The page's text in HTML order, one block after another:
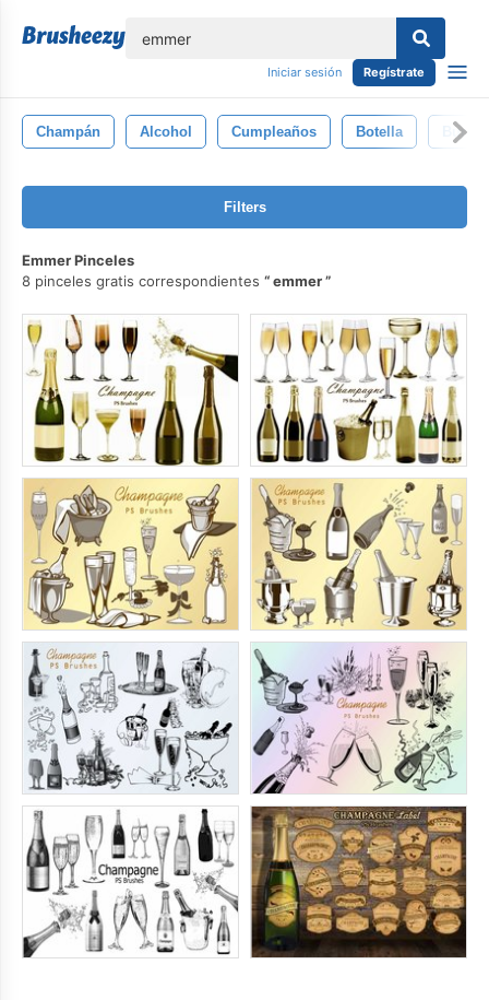
Iniciar sesión Regístrate
Champán Alcohol Cumpleaños Botella
Filters
Emmer Pinceles
8 pinceles gratis correspondientes
emmer